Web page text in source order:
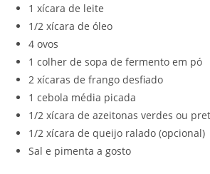
1 xícara de leite
1/2 xícara de óleo
4 ovos
1 colher de sopa de fermento em pó
2 xícaras de frango desfiado
1 cebola média picada
1/2 xícara de azeitonas verdes ou
1/2 xícara de queijo ralado (opcional)
Sal e pimenta a gosto